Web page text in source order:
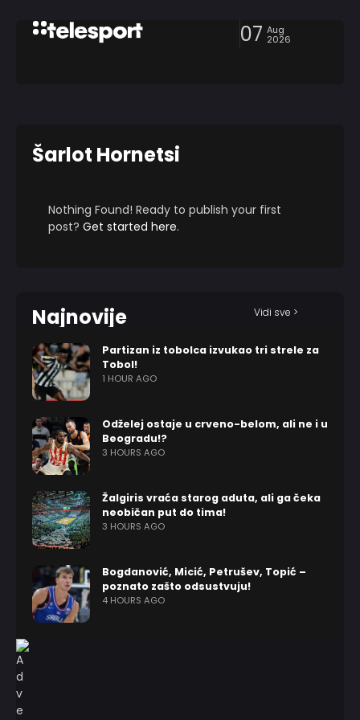
07 Aug
2026
Šarlot Hornetsi
Nothing Found! Ready to publish your first
post? Get started here.
Najnovije Vidi sve >
Partizan iz tobolca izvukao tri strele za
Tobol!
1 HOUR AGO
Odželej ostaje u crveno-belom, ali ne i u
Beogradu!?
3 HOURS AGO
Žalgiris vraća starog aduta, ali ga čeka
neobičan put do tima!
3 HOURS AGO
Bogdanović, Micić, Petrušev, Topić –
poznato zašto odsustvuju!
4 HOURS AGO